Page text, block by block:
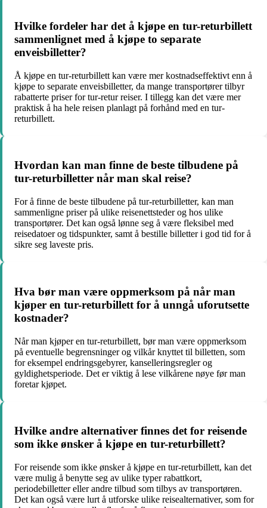
Hvilke fordeler har det å kjøpe en tur-returbillett
sammenlignet med å kjøpe to separate
enveisbilletter?
Å kjøpe en tur-returbillett kan være mer kostnadseffektivt enn å
kjøpe to separate enveisbilletter, da mange transportører tilbyr
rabatterte priser for tur-retur reiser. I tillegg kan det være mer
praktisk å ha hele reisen planlagt på forhånd med en tur-
returbillett.
Hvordan kan man finne de beste tilbudene på
tur-returbilletter når man skal reise?
For å finne de beste tilbudene på tur-returbilletter, kan man
sammenligne priser på ulike reisenettsteder og hos ulike
transportører. Det kan også lønne seg å være fleksibel med
reisedatoer og tidspunkter, samt å bestille billetter i god tid for å
sikre seg laveste pris.
Hva bør man være oppmerksom på når man
kjøper en tur-returbillett for å unngå uforutsette
kostnader?
Når man kjøper en tur-returbillett, bør man være oppmerksom
på eventuelle begrensninger og vilkår knyttet til billetten, som
for eksempel endringsgebyrer, kanselleringsregler og
gyldighetsperiode. Det er viktig å lese vilkårene nøye før man
foretar kjøpet.
Hvilke andre alternativer finnes det for reisende
som ikke ønsker å kjøpe en tur-returbillett?
For reisende som ikke ønsker å kjøpe en tur-returbillett, kan det
være mulig å benytte seg av ulike typer rabattkort,
periodebilletter eller andre tilbud som tilbys av transportøren.
Det kan også være lurt å utforske ulike reisealternativer, som for